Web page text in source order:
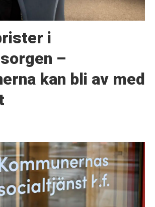
i
–
kan bli av med